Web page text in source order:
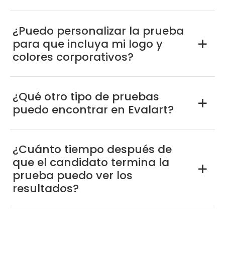
a
¿Puedo personalizar la prueba
para que incluya mi logo y
colores corporativos?
a
¿Qué otro tipo de pruebas
puedo encontrar en Evalart?
a
¿Cuánto tiempo después de
que el candidato termina la
prueba puedo ver los
resultados?